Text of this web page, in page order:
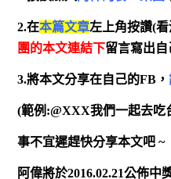
2.在本篇文章左上角按讚(
團的本文連結下留言寫出
3.將本文分享在自己的FB，
(範例:@XXX我們一起去吃
事不宜遲趕快分享本文吧 ~
阿偉將於2016.02.21公佈中